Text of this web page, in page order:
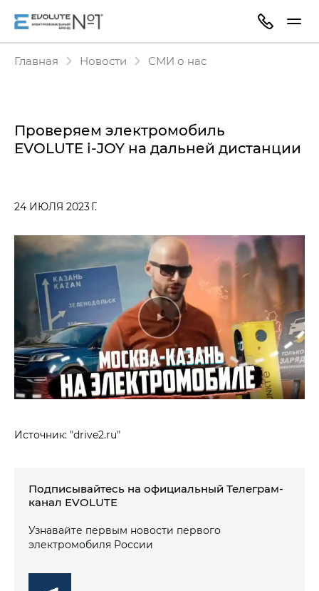
Главная Новости СМИ о нас
Проверяем электромобиль
EVOLUTE i‑JOY на дальней дистанции
24 ИЮЛЯ 2023 Г.
Источник: "drive2.ru"
Подписывайтесь на официальный Телеграм-
канал EVOLUTE
Узнавайте первым новости первого
электромобиля России